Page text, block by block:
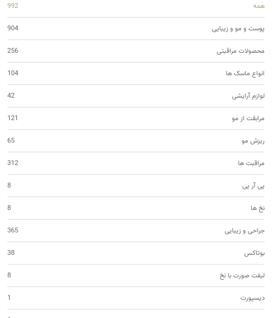
همه 992
پوست و مو و زیبایی 904
محصولات مراقبتی 256
انواع ماسک ها 104
لوازم آرایشی 42
مرابقت از مو 121
ریزش مو 65
مراقبت ها 312
پی آر پی 8
نخ ها 8
جراحی و زیبایی 365
بوتاکس 38
لیفت صورت با نخ 8
دیسپورت 1